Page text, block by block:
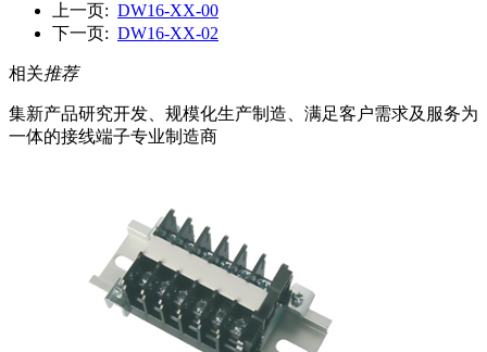
上一页: DW16-XX-00
下一页: DW16-XX-02
相关推荐
集新产品研究开发、规模化生产制造、满足客户需求及服务为
一体的接线端子专业制造商